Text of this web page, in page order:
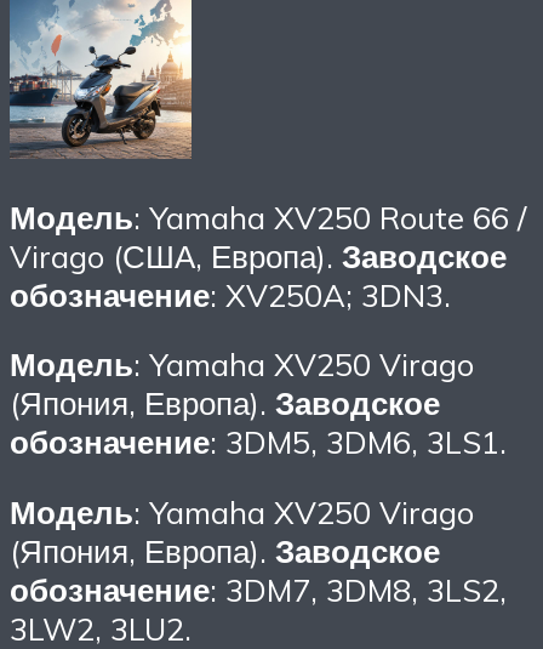
Модель: Yamaha XV250 Route 66 /
Virago (США, Европа). Заводское
обозначение: XV250A; 3DN3.
Модель: Yamaha XV250 Virago
(Япония, Европа). Заводское
обозначение: 3DM5, 3DM6, 3LS1.
Модель: Yamaha XV250 Virago
(Япония, Европа). Заводское
обозначение: 3DM7, 3DM8, 3LS2,
3LW2, 3LU2.